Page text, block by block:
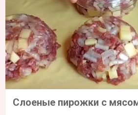
Слоеные пирожки с